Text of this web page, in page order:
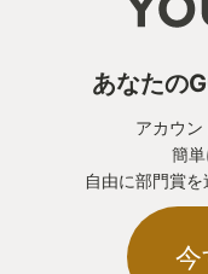
あなたの
アカウン
簡単
自由に部門賞を
今